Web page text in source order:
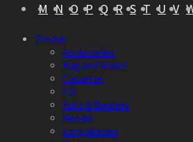
M N O P Q R S T U V
Produk
Accessories
Bag and Wallet
Cassette
CD
Hats & Beanies
Hoodie
Longsleeves